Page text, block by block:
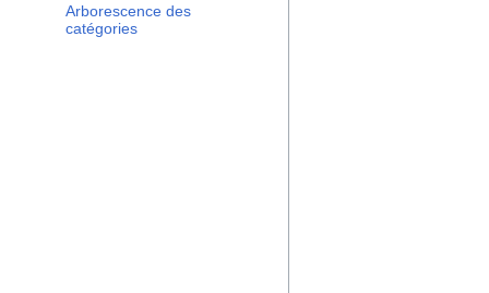
Arborescence des
catégories